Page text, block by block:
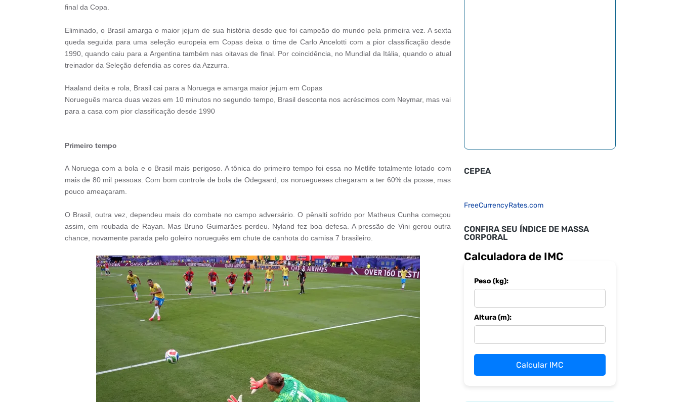
final da Copa.
Eliminado, o Brasil amarga o maior jejum de sua história desde que foi campeão do mundo pela primeira vez. A sexta
queda seguida para uma seleção europeia em Copas deixa o time de Carlo Ancelotti com a pior classificação desde
1990, quando caiu para a Argentina também nas oitavas de final. Por coincidência, no Mundial da Itália, quando o atual
treinador da Seleção defendia as cores da Azzurra.
Haaland deita e rola, Brasil cai para a Noruega e amarga maior jejum em Copas
Norueguês marca duas vezes em 10 minutos no segundo tempo, Brasil desconta nos acréscimos com Neymar, mas vai
para a casa com pior classificação desde 1990
Primeiro tempo
A Noruega com a bola e o Brasil mais perigoso. A tônica do primeiro tempo foi essa no Metlife totalmente lotado com
mais de 80 mil pessoas. Com bom controle de bola de Odegaard, os noruegueses chegaram a ter 60% da posse, mas
pouco ameaçaram.
O Brasil, outra vez, dependeu mais do combate no campo adversário. O pênalti sofrido por Matheus Cunha começou
assim, em roubada de Rayan. Mas Bruno Guimarães perdeu. Nyland fez boa defesa. A pressão de Vini gerou outra
chance, novamente parada pelo goleiro norueguês em chute de canhota do camisa 7 brasileiro.
CEPEA
FreeCurrencyRates.com
CONFIRA SEU ÍNDICE DE MASSA
CORPORAL
Calculadora de IMC
Peso (kg):
Altura (m):
Calcular IMC